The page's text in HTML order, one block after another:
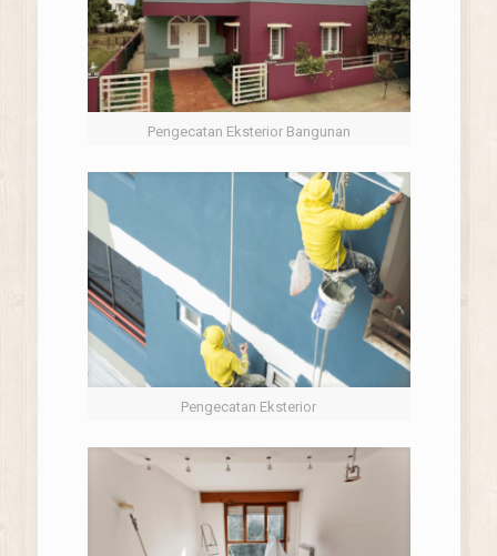
Pengecatan Eksterior Bangunan
Pengecatan Eksterior